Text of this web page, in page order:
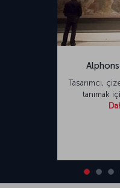
Tasarımcı,
tanımak